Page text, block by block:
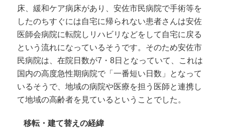
床、緩和ケア病床があり、安佐市民病院で手術等を
したのちすぐには自宅に帰られない患者さんは安佐
医師会病院に転院しリハビリなどをして自宅に戻る
という流れになっているそうです。そのため安佐市
民病院は、在院日数が7・8日となっていて、これは
国内の高度急性期病院で「一番短い日数」となって
いるそうで、地域の病院や医療を担う医師と連携し
て地域の高齢者を見ているということでした。
移転・建て替えの経緯